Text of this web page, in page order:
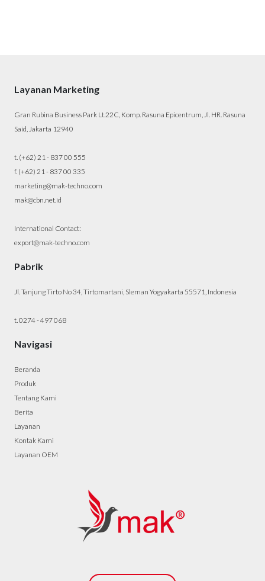
Layanan Marketing
Gran Rubina Business Park Lt.22C, Komp. Rasuna Epicentrum, Jl. HR. Rasuna
Said, Jakarta 12940
t. (+62) 21 - 837 00 555
f. (+62) 21 - 837 00 335
marketing@mak-techno.com
mak@cbn.net.id
International Contact:
export@mak-techno.com
Pabrik
Jl. Tanjung Tirto No 34, Tirtomartani, Sleman Yogyakarta 55571, Indonesia
t. 0274 - 497 068
Navigasi
Beranda
Produk
Tentang Kami
Berita
Layanan
Kontak Kami
Layanan OEM